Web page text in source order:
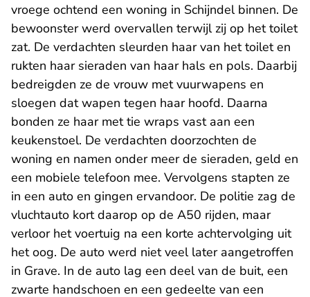
vroege ochtend een woning in Schijndel binnen. De
bewoonster werd overvallen terwijl zij op het toilet
zat. De verdachten sleurden haar van het toilet en
rukten haar sieraden van haar hals en pols. Daarbij
bedreigden ze de vrouw met vuurwapens en
sloegen dat wapen tegen haar hoofd. Daarna
bonden ze haar met tie wraps vast aan een
keukenstoel. De verdachten doorzochten de
woning en namen onder meer de sieraden, geld en
een mobiele telefoon mee. Vervolgens stapten ze
in een auto en gingen ervandoor. De politie zag de
vluchtauto kort daarop op de A50 rijden, maar
verloor het voertuig na een korte achtervolging uit
het oog. De auto werd niet veel later aangetroffen
in Grave. In de auto lag een deel van de buit, een
zwarte handschoen en een gedeelte van een